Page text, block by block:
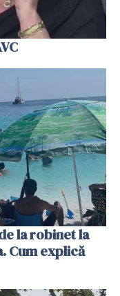
la robinet la
Cum explică